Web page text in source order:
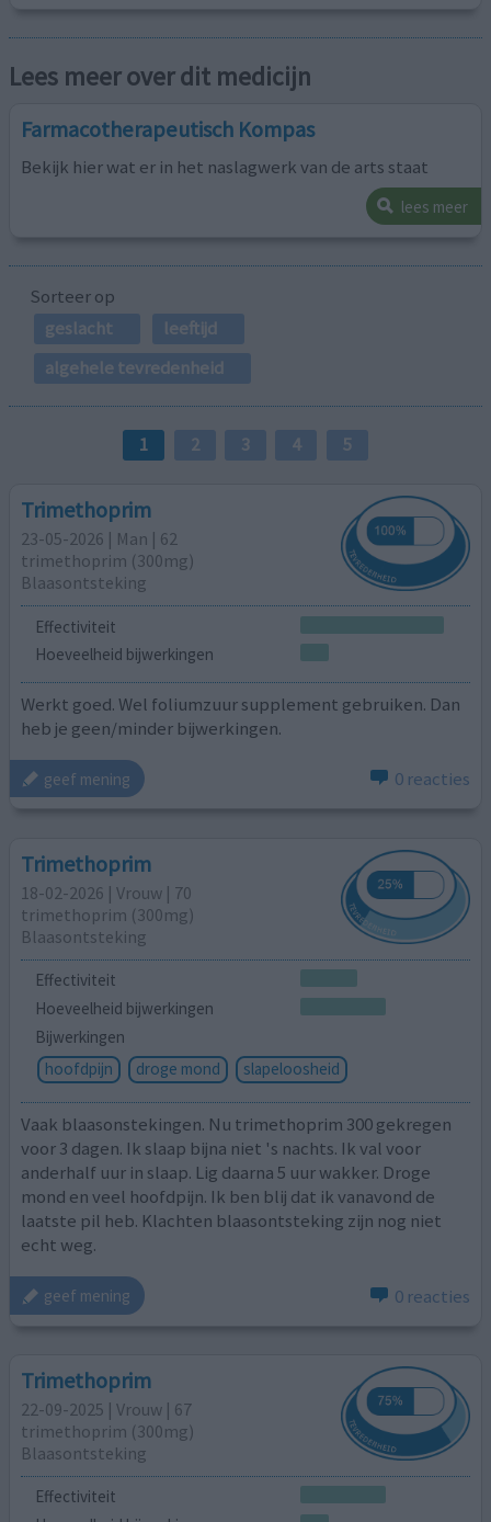
Lees meer over dit medicijn
Farmacotherapeutisch Kompas
Bekijk hier wat er in het naslagwerk van de arts staat
lees meer
Sorteer op
geslacht
leeftijd
algehele tevredenheid
1 2 3 4 5
Trimethoprim
23-05-2026 | Man | 62
trimethoprim (300mg)
Blaasontsteking
Effectiviteit
Hoeveelheid bijwerkingen
Werkt goed. Wel foliumzuur supplement gebruiken. Dan
heb je geen/minder bijwerkingen.
geef mening 0 reacties
Trimethoprim
18-02-2026 | Vrouw | 70
trimethoprim (300mg)
Blaasontsteking
Effectiviteit
Hoeveelheid bijwerkingen
Bijwerkingen
hoofdpijn
droge mond slapeloosheid
Vaak blaasonstekingen. Nu trimethoprim 300 gekregen
voor 3 dagen. Ik slaap bijna niet 's nachts. Ik val voor
anderhalf uur in slaap. Lig daarna 5 uur wakker. Droge
mond en veel hoofdpijn. Ik ben blij dat ik vanavond de
laatste pil heb. Klachten blaasontsteking zijn nog niet
echt weg.
geef mening 0 reacties
Trimethoprim
22-09-2025 | Vrouw | 67
trimethoprim (300mg)
Blaasontsteking
Effectiviteit